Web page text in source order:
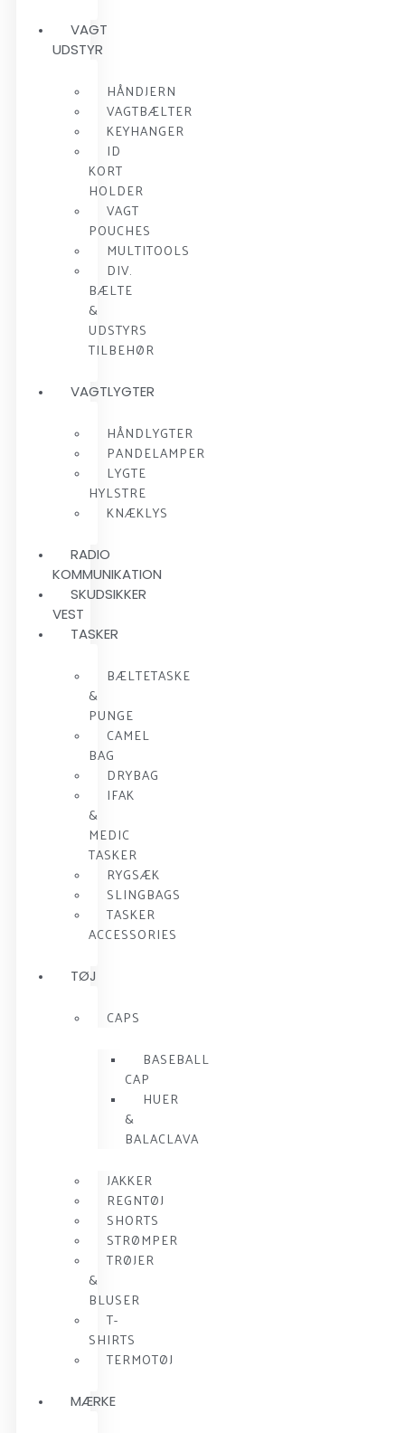
VAGT
UDSTYR
HÅNDJERN
VAGTBÆLTER
KEYHANGER
ID
KORT
HOLDER
VAGT
POUCHES
MULTITOOLS
DIV.
BÆLTE
&
UDSTYRS
TILBEHØR
VAGTLYGTER
HÅNDLYGTER
PANDELAMPER
LYGTE
HYLSTRE
KNÆKLYS
RADIO
KOMMUNIKATION
SKUDSIKKER
VEST
TASKER
BÆLTETASKE
&
PUNGE
CAMEL
BAG
DRYBAG
IFAK
&
MEDIC
TASKER
RYGSÆK
SLINGBAGS
TASKER
ACCESSORIES
TØJ
CAPS
BASEBALL
CAP
HUER
&
BALACLAVA
JAKKER
REGNTØJ
SHORTS
STRØMPER
TRØJER
&
BLUSER
T-
SHIRTS
TERMOTØJ
MÆRKE